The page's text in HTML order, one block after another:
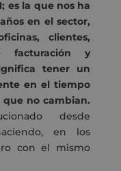
es la que nos ha
en el sector,
clientes,
facturación y
tener un
en el tiempo
que no cambian.
desde
en los
con el mismo